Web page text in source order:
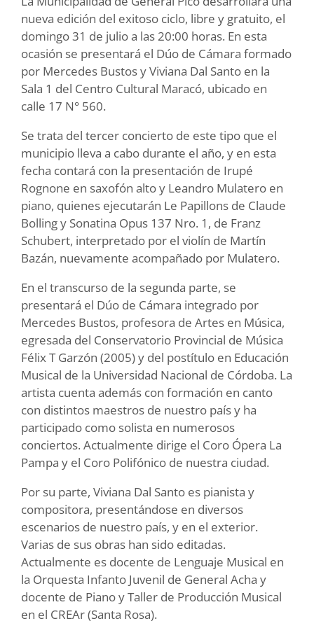
nueva edición del exitoso ciclo, libre y gratuito, el
domingo 31 de julio a las 20:00 horas. En esta
ocasión se presentará el Dúo de Cámara formado
por Mercedes Bustos y Viviana Dal Santo en la
Sala 1 del Centro Cultural Maracó, ubicado en
calle 17 N° 560.
Se trata del tercer concierto de este tipo que el
municipio lleva a cabo durante el año, y en esta
fecha contará con la presentación de Irupé
Rognone en saxofón alto y Leandro Mulatero en
piano, quienes ejecutarán Le Papillons de Claude
Bolling y Sonatina Opus 137 Nro. 1, de Franz
Schubert, interpretado por el violín de Martín
Bazán, nuevamente acompañado por Mulatero.
En el transcurso de la segunda parte, se
presentará el Dúo de Cámara integrado por
Mercedes Bustos, profesora de Artes en Música,
egresada del Conservatorio Provincial de Música
Félix T Garzón (2005) y del postítulo en Educación
Musical de la Universidad Nacional de Córdoba. La
artista cuenta además con formación en canto
con distintos maestros de nuestro país y ha
participado como solista en numerosos
conciertos. Actualmente dirige el Coro Ópera La
Pampa y el Coro Polifónico de nuestra ciudad.
Por su parte, Viviana Dal Santo es pianista y
compositora, presentándose en diversos
escenarios de nuestro país, y en el exterior.
Varias de sus obras han sido editadas.
Actualmente es docente de Lenguaje Musical en
la Orquesta Infanto Juvenil de General Acha y
docente de Piano y Taller de Producción Musical
en el CREAr (Santa Rosa).